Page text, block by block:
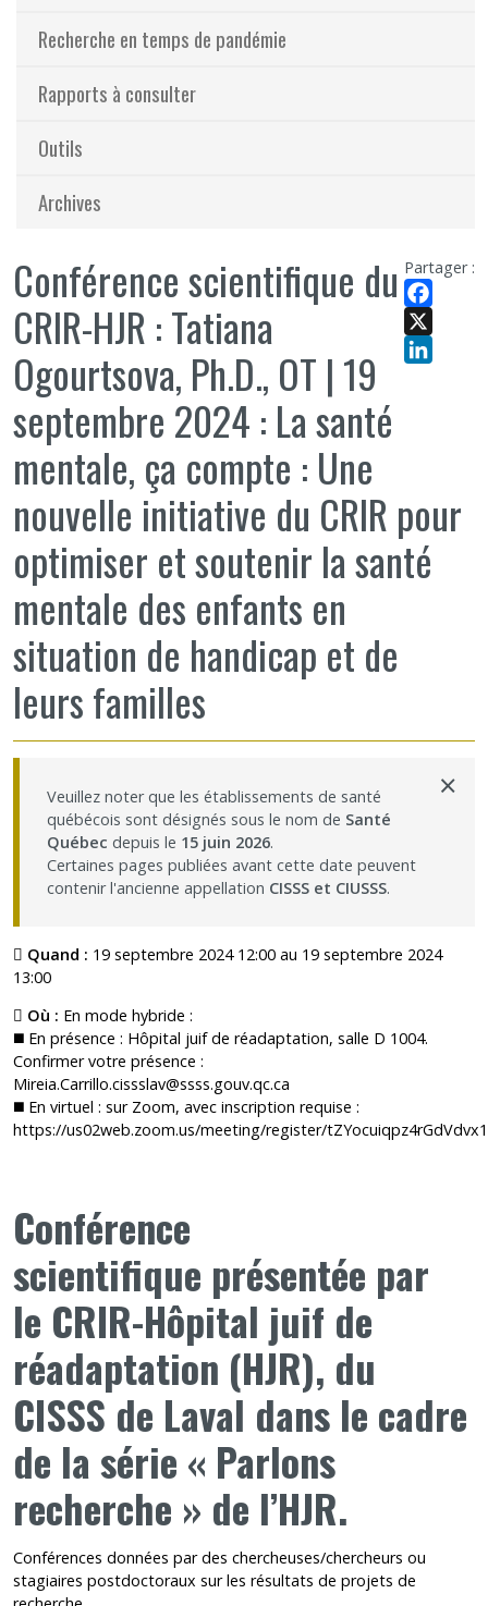
Recherche en temps de pandémie
Rapports à consulter
Outils
Archives
Partager :
Facebook
X
Conférence scientifique du
CRIR-HJR : Tatiana
Ogourtsova, Ph.D., OT | 19
septembre 2024 : La santé
mentale, ça compte : Une
nouvelle initiative du CRIR pour
optimiser et soutenir la santé
mentale des enfants en
situation de handicap et de
leurs familles
Veuillez noter que les établissements de santé
québécois sont désignés sous le nom de Santé
Québec depuis le 15 juin 2026.
Certaines pages publiées avant cette date peuvent
contenir l'ancienne appellation CISSS et CIUSSS.
×
Quand : 19 septembre 2024 12:00 au 19 septembre 2024
13:00
Où : En mode hybride :
◼️ En présence : Hôpital juif de réadaptation, salle D 1004.
Confirmer votre présence :
Mireia.Carrillo.cissslav@ssss.gouv.qc.ca
◼️ En virtuel : sur Zoom, avec inscription requise :
https://us02web.zoom.us/meeting/register/
Conférence
scientifique présentée par
le CRIR-Hôpital juif de
réadaptation (HJR), du
CISSS de Laval dans le cadre
de la série « Parlons
recherche » de l’HJR.
Conférences données par des chercheuses/chercheurs ou
stagiaires postdoctoraux sur les résultats de projets de